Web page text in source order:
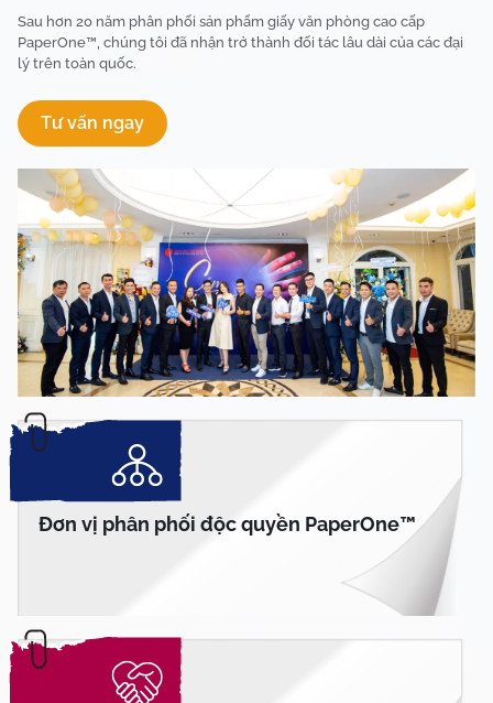
Sau hơn 20 năm phân phối sản phẩm giấy văn phòng cao cấp
PaperOne™, chúng tôi đã nhận trở thành đối tác lâu dài của các đại
lý trên toàn quốc.
Tư vấn ngay
Đơn vị phân phối độc quyền PaperOne™